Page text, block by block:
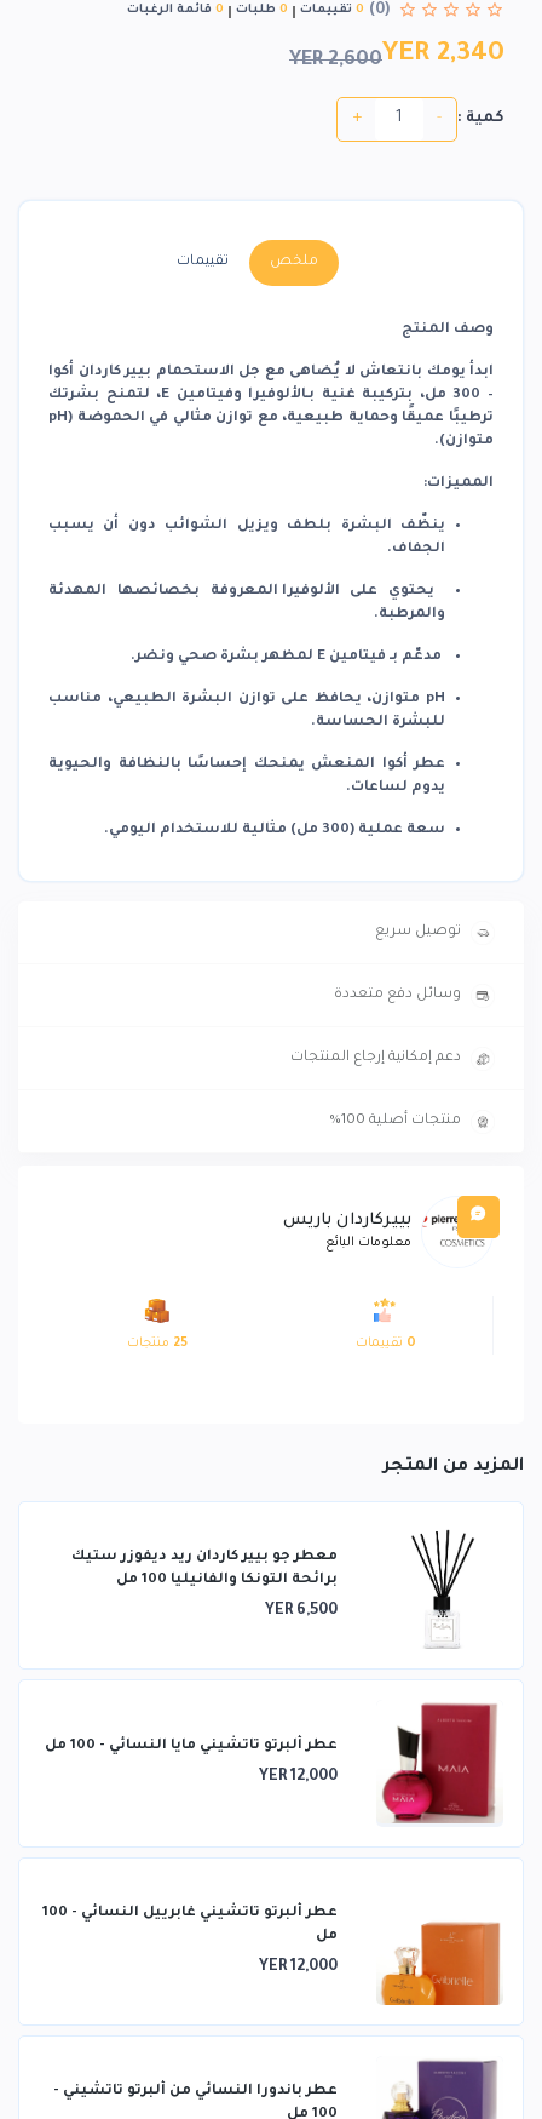
(0)
0 تقييمات 0 طلبات 0 قائمة الرغبات
YER 2,340
YER 2,600
كمية : -
+
ملخص تقييمات
وصف المنتج
ابدأ يومك بانتعاش لا يُضاهى مع جل الاستحمام بيير كاردان أكوا
– 300 مل
، بتركيبة غنية بـالألوفيرا وفيتامين E
، لتمنح بشرتك
ترطيبًا عميقًا وحماية طبيعية، مع
توازن مثالي في الحموضة (pH
متوازن).
المميزات:
ينظّف البشرة بلطف ويزيل الشوائب دون أن يسبب
الجفاف.
يحتوي على الألوفيرا المعروفة بخصائصها المهدئة
والمرطبة.
مدعّم بـ فيتامين E لمظهر بشرة صحي ونضر.
pH متوازن
، يحافظ على توازن البشرة الطبيعي، مناسب
للبشرة الحساسة.
عطر أكوا المنعش يمنحك إحساسًا بالنظافة والحيوية
يدوم لساعات.
سعة عملية (300 مل) مثالية للاستخدام اليومي.
توصيل سريع
وسائل دفع متعددة
دعم إمكانية إرجاع المنتجات
منتجات أصلية 100%
بييركاردان باريس
معلومات البائع
0 تقييمات 25 منتجات
المزيد من المتجر
معطر جو بيير كاردان ريد ديفوزر ستيك
برائحة التونكا والفانيليا 100 مل
YER 6,500
عطر ألبرتو تاتشيني مايا النسائي - 100 مل
YER 12,000
عطر ألبرتو تاتشيني غابرييل النسائي - 100
مل
YER 12,000
عطر باندورا النسائي من ألبرتو تاتشيني -
100 مل